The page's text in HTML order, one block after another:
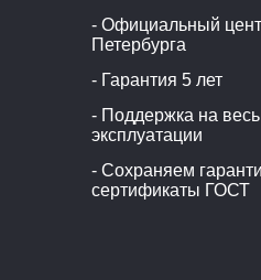
- Официальный
Петербурга
- Гарантия 5 лет
- Поддержка на
эксплуатации
- Сохраняем
сертификаты ГОСТ